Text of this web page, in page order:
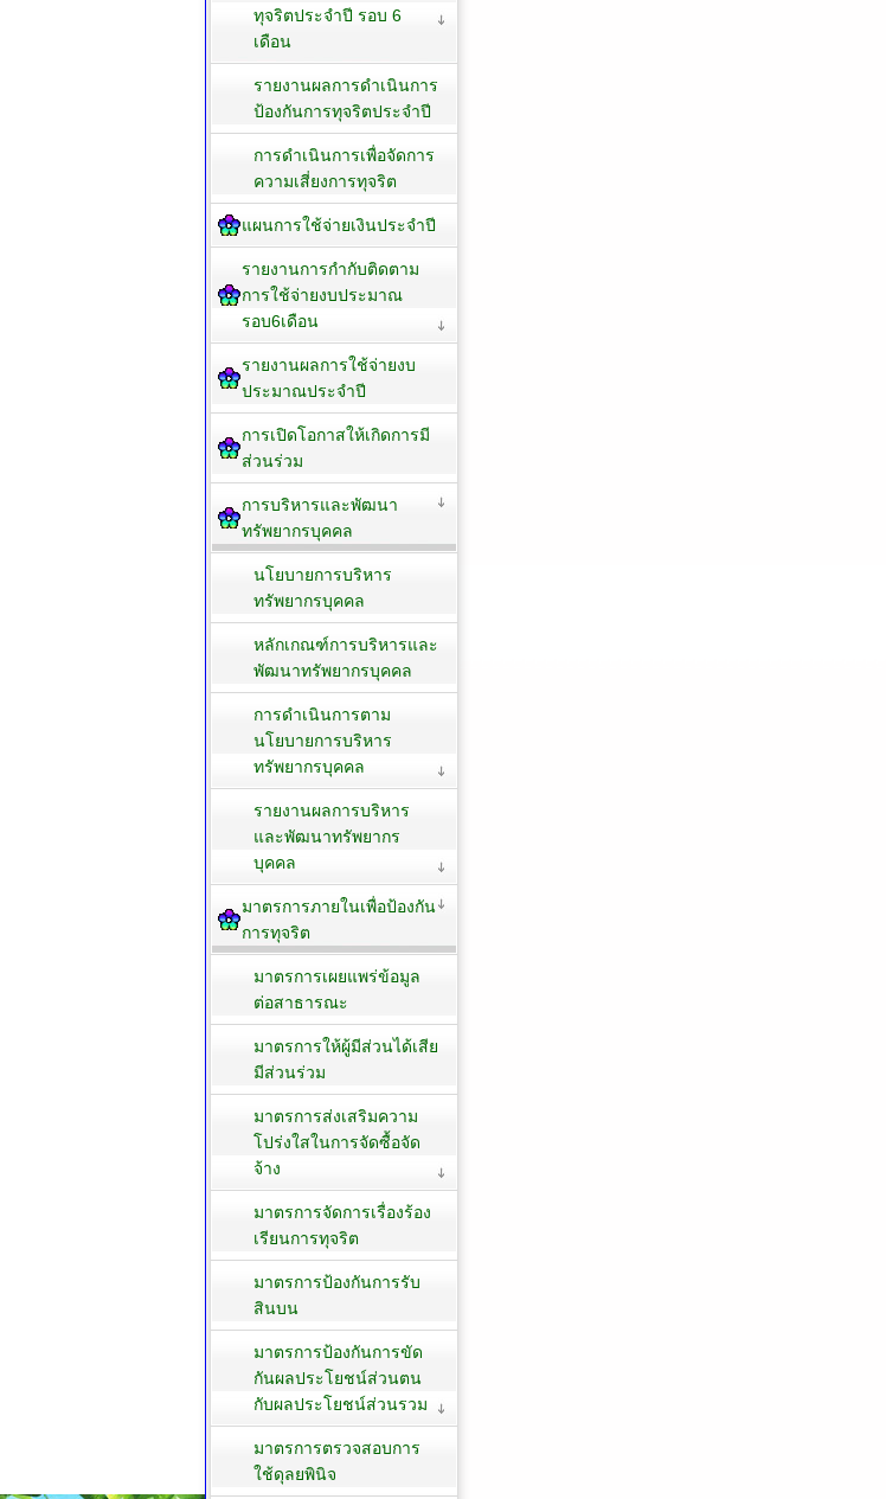
ทุจริตประจำปี รอบ 6
เดือน
รายงานผลการดำเนินการ
ป้องกันการทุจริตประจำปี
การดำเนินการเพื่อจัดการ
ความเสี่ยงการทุจริต
แผนการใช้จ่ายเงินประจำปี
รายงานการกำกับติดตาม
การใช้จ่ายงบประมาณ
รอบ6เดือน
รายงานผลการใช้จ่ายงบ
ประมาณประจำปี
การเปิดโอกาสให้เกิดการมี
ส่วนร่วม
การบริหารและพัฒนา
ทรัพยากรบุคคล
นโยบายการบริหาร
ทรัพยากรบุคคล
หลักเกณฑ์การบริหารและ
พัฒนาทรัพยากรบุคคล
การดำเนินการตาม
นโยบายการบริหาร
ทรัพยากรบุคคล
รายงานผลการบริหาร
และพัฒนาทรัพยากร
บุคคล
มาตรการภายในเพื่อป้องกัน
การทุจริต
มาตรการเผยแพร่ข้อมูล
ต่อสาธารณะ
มาตรการให้ผู้มีส่วนได้เสีย
มีส่วนร่วม
มาตรการส่งเสริมความ
โปร่งใสในการจัดซื้อจัด
จ้าง
มาตรการจัดการเรื่องร้อง
เรียนการทุจริต
มาตรการป้องกันการรับ
สินบน
มาตรการป้องกันการขัด
กันผลประโยชน์ส่วนตน
กับผลประโยชน์ส่วนรวม
มาตรการตรวจสอบการ
ใช้ดุลยพินิจ